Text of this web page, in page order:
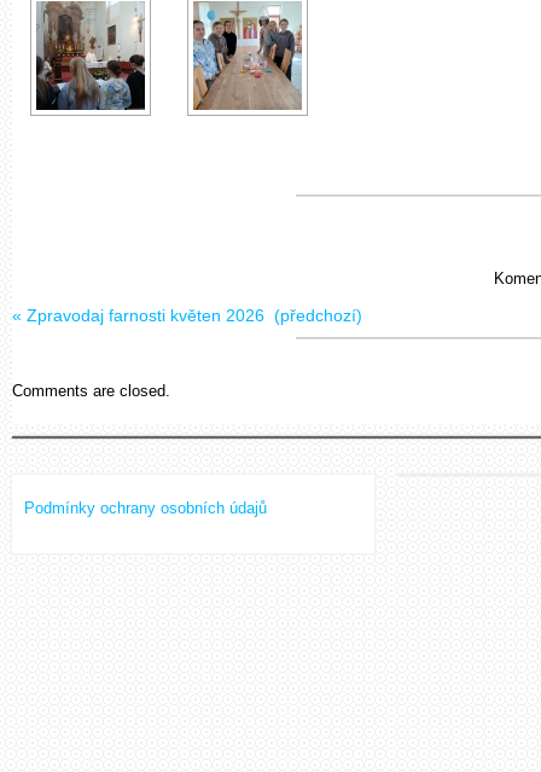
« Zpravodaj farnosti květen 2026 (předchozí)
Comments are closed.
Podmínky ochrany osobních údajů